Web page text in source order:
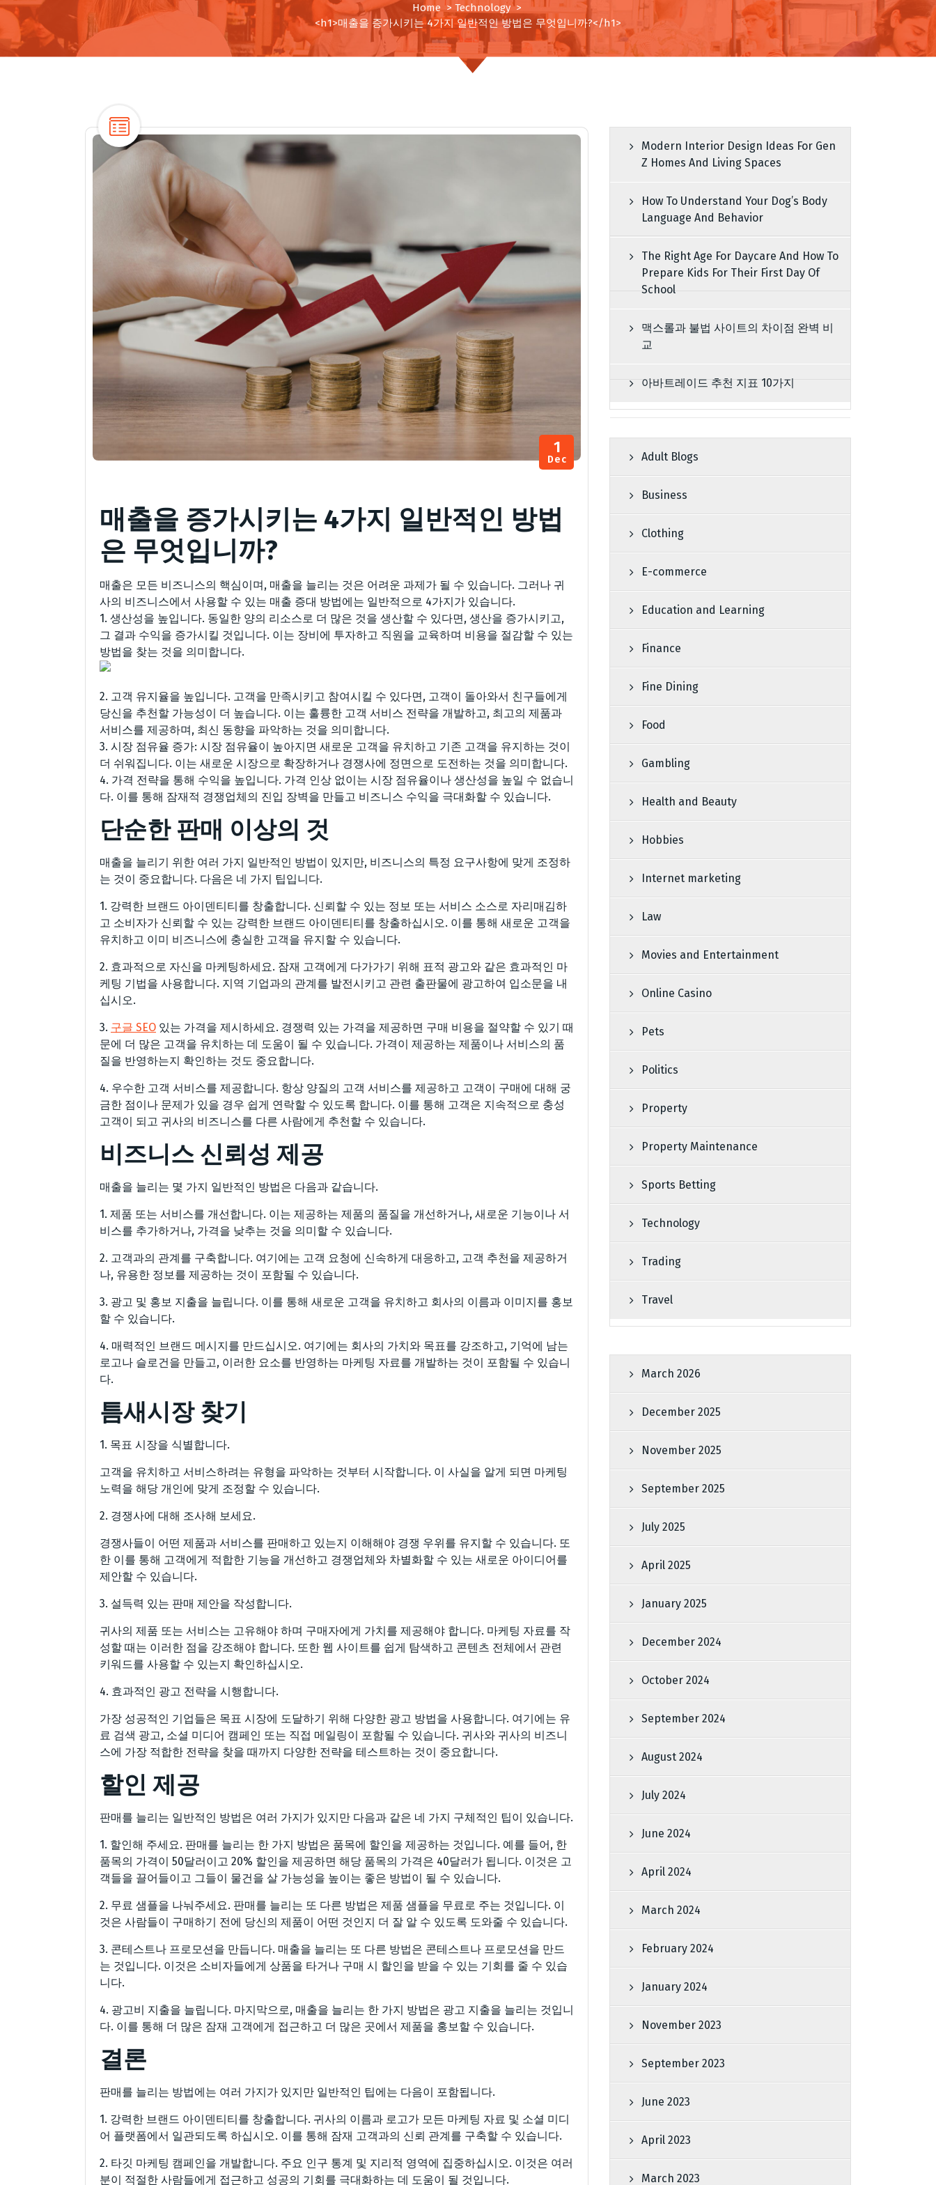
Home> Technology>
<h1>매출을 증가시키는 4가지 일반적인 방법은 무엇입니까?</h1>
1
Dec
매출을 증가시키는 4가지 일반적인 방법
은 무엇입니까?
매출은 모든 비즈니스의 핵심이며, 매출을 늘리는 것은 어려운 과제가 될 수 있습니다. 그러나 귀
사의 비즈니스에서 사용할 수 있는 매출 증대 방법에는 일반적으로 4가지가 있습니다.
1. 생산성을 높입니다. 동일한 양의 리소스로 더 많은 것을 생산할 수 있다면, 생산을 증가시키고,
그 결과 수익을 증가시킬 것입니다. 이는 장비에 투자하고 직원을 교육하며 비용을 절감할 수 있는
방법을 찾는 것을 의미합니다.
2. 고객 유지율을 높입니다. 고객을 만족시키고 참여시킬 수 있다면, 고객이 돌아와서 친구들에게
당신을 추천할 가능성이 더 높습니다. 이는 훌륭한 고객 서비스 전략을 개발하고, 최고의 제품과
서비스를 제공하며, 최신 동향을 파악하는 것을 의미합니다.
3. 시장 점유율 증가: 시장 점유율이 높아지면 새로운 고객을 유치하고 기존 고객을 유지하는 것이
더 쉬워집니다. 이는 새로운 시장으로 확장하거나 경쟁사에 정면으로 도전하는 것을 의미합니다.
4. 가격 전략을 통해 수익을 높입니다. 가격 인상 없이는 시장 점유율이나 생산성을 높일 수 없습니
다. 이를 통해 잠재적 경쟁업체의 진입 장벽을 만들고 비즈니스 수익을 극대화할 수 있습니다.
단순한 판매 이상의 것
매출을 늘리기 위한 여러 가지 일반적인 방법이 있지만, 비즈니스의 특정 요구사항에 맞게 조정하
는 것이 중요합니다. 다음은 네 가지 팁입니다.
1. 강력한 브랜드 아이덴티티를 창출합니다. 신뢰할 수 있는 정보 또는 서비스 소스로 자리매김하
고 소비자가 신뢰할 수 있는 강력한 브랜드 아이덴티티를 창출하십시오. 이를 통해 새로운 고객을
유치하고 이미 비즈니스에 충실한 고객을 유지할 수 있습니다.
2. 효과적으로 자신을 마케팅하세요. 잠재 고객에게 다가가기 위해 표적 광고와 같은 효과적인 마
케팅 기법을 사용합니다. 지역 기업과의 관계를 발전시키고 관련 출판물에 광고하여 입소문을 내
십시오.
3. 구글 SEO 있는 가격을 제시하세요. 경쟁력 있는 가격을 제공하면 구매 비용을 절약할 수 있기 때
문에 더 많은 고객을 유치하는 데 도움이 될 수 있습니다. 가격이 제공하는 제품이나 서비스의 품
질을 반영하는지 확인하는 것도 중요합니다.
4. 우수한 고객 서비스를 제공합니다. 항상 양질의 고객 서비스를 제공하고 고객이 구매에 대해 궁
금한 점이나 문제가 있을 경우 쉽게 연락할 수 있도록 합니다. 이를 통해 고객은 지속적으로 충성
고객이 되고 귀사의 비즈니스를 다른 사람에게 추천할 수 있습니다.
비즈니스 신뢰성 제공
매출을 늘리는 몇 가지 일반적인 방법은 다음과 같습니다.
1. 제품 또는 서비스를 개선합니다. 이는 제공하는 제품의 품질을 개선하거나, 새로운 기능이나 서
비스를 추가하거나, 가격을 낮추는 것을 의미할 수 있습니다.
2. 고객과의 관계를 구축합니다. 여기에는 고객 요청에 신속하게 대응하고, 고객 추천을 제공하거
나, 유용한 정보를 제공하는 것이 포함될 수 있습니다.
3. 광고 및 홍보 지출을 늘립니다. 이를 통해 새로운 고객을 유치하고 회사의 이름과 이미지를 홍보
할 수 있습니다.
4. 매력적인 브랜드 메시지를 만드십시오. 여기에는 회사의 가치와 목표를 강조하고, 기억에 남는
로고나 슬로건을 만들고, 이러한 요소를 반영하는 마케팅 자료를 개발하는 것이 포함될 수 있습니
다.
틈새시장 찾기
1. 목표 시장을 식별합니다.
고객을 유치하고 서비스하려는 유형을 파악하는 것부터 시작합니다. 이 사실을 알게 되면 마케팅
노력을 해당 개인에 맞게 조정할 수 있습니다.
2. 경쟁사에 대해 조사해 보세요.
경쟁사들이 어떤 제품과 서비스를 판매하고 있는지 이해해야 경쟁 우위를 유지할 수 있습니다. 또
한 이를 통해 고객에게 적합한 기능을 개선하고 경쟁업체와 차별화할 수 있는 새로운 아이디어를
제안할 수 있습니다.
3. 설득력 있는 판매 제안을 작성합니다.
귀사의 제품 또는 서비스는 고유해야 하며 구매자에게 가치를 제공해야 합니다. 마케팅 자료를 작
성할 때는 이러한 점을 강조해야 합니다. 또한 웹 사이트를 쉽게 탐색하고 콘텐츠 전체에서 관련
키워드를 사용할 수 있는지 확인하십시오.
4. 효과적인 광고 전략을 시행합니다.
가장 성공적인 기업들은 목표 시장에 도달하기 위해 다양한 광고 방법을 사용합니다. 여기에는 유
료 검색 광고, 소셜 미디어 캠페인 또는 직접 메일링이 포함될 수 있습니다. 귀사와 귀사의 비즈니
스에 가장 적합한 전략을 찾을 때까지 다양한 전략을 테스트하는 것이 중요합니다.
할인 제공
판매를 늘리는 일반적인 방법은 여러 가지가 있지만 다음과 같은 네 가지 구체적인 팁이 있습니다.
1. 할인해 주세요. 판매를 늘리는 한 가지 방법은 품목에 할인을 제공하는 것입니다. 예를 들어, 한
품목의 가격이 50달러이고 20% 할인을 제공하면 해당 품목의 가격은 40달러가 됩니다. 이것은 고
객들을 끌어들이고 그들이 물건을 살 가능성을 높이는 좋은 방법이 될 수 있습니다.
2. 무료 샘플을 나눠주세요. 판매를 늘리는 또 다른 방법은 제품 샘플을 무료로 주는 것입니다. 이
것은 사람들이 구매하기 전에 당신의 제품이 어떤 것인지 더 잘 알 수 있도록 도와줄 수 있습니다.
3. 콘테스트나 프로모션을 만듭니다. 매출을 늘리는 또 다른 방법은 콘테스트나 프로모션을 만드
는 것입니다. 이것은 소비자들에게 상품을 타거나 구매 시 할인을 받을 수 있는 기회를 줄 수 있습
니다.
4. 광고비 지출을 늘립니다. 마지막으로, 매출을 늘리는 한 가지 방법은 광고 지출을 늘리는 것입니
다. 이를 통해 더 많은 잠재 고객에게 접근하고 더 많은 곳에서 제품을 홍보할 수 있습니다.
결론
판매를 늘리는 방법에는 여러 가지가 있지만 일반적인 팁에는 다음이 포함됩니다.
1. 강력한 브랜드 아이덴티티를 창출합니다. 귀사의 이름과 로고가 모든 마케팅 자료 및 소셜 미디
어 플랫폼에서 일관되도록 하십시오. 이를 통해 잠재 고객과의 신뢰 관계를 구축할 수 있습니다.
2. 타깃 마케팅 캠페인을 개발합니다. 주요 인구 통계 및 지리적 영역에 집중하십시오. 이것은 여러
분이 적절한 사람들에게 접근하고 성공의 기회를 극대화하는 데 도움이 될 것입니다.
Modern Interior Design Ideas For Gen
Z Homes And Living Spaces
How To Understand Your Dog’s Body
Language And Behavior
The Right Age For Daycare And How To
Prepare Kids For Their First Day Of
School
맥스롤과 불법 사이트의 차이점 완벽 비
교
아바트레이드 추천 지표 10가지
Adult Blogs
Business
Clothing
E-commerce
Education and Learning
Finance
Fine Dining
Food
Gambling
Health and Beauty
Hobbies
Internet marketing
Law
Movies and Entertainment
Online Casino
Pets
Politics
Property
Property Maintenance
Sports Betting
Technology
Trading
Travel
March 2026
December 2025
November 2025
September 2025
July 2025
April 2025
January 2025
December 2024
October 2024
September 2024
August 2024
July 2024
June 2024
April 2024
March 2024
February 2024
January 2024
November 2023
September 2023
June 2023
April 2023
March 2023